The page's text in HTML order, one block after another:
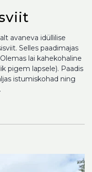
avaneva idüllilise
Selles paadimajas
lai kahekohaline
pigem lapsele). Paadis
istumiskohad ning